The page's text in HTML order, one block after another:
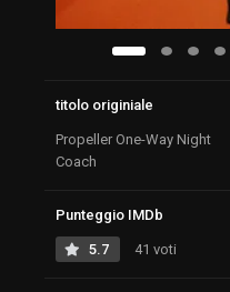
titolo originiale
Propeller One-Way Night
Coach
Punteggio IMDb
5.7 41 voti